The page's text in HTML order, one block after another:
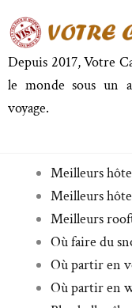
Depuis 2017, Votre
le monde sous un
voyage.
Meilleurs
Meilleurs
Meilleurs
Où faire du
Où partir en
Où partir en